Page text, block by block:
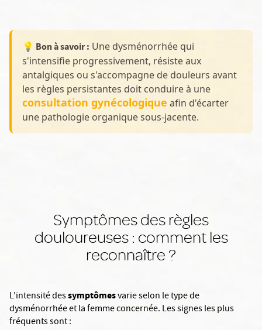
💡 Bon à savoir : Une dysménorrhée qui
s'intensifie progressivement, résiste aux
antalgiques ou s'accompagne de douleurs avant
les règles persistantes doit conduire à une
consultation gynécologique afin d'écarter
une pathologie organique sous-jacente.
Symptômes des règles
douloureuses : comment les
reconnaître ?
L'intensité dessymptômesvarie selon le type de
dysménorrhée et la femme concernée. Les signes les plus
fréquents sont :